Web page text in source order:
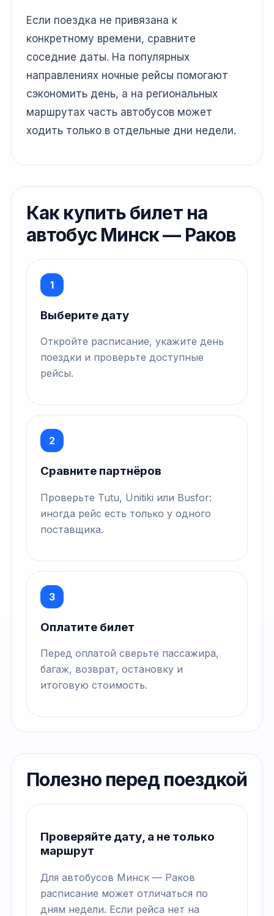
Если поездка не привязана к
конкретному времени, сравните
соседние даты. На популярных
направлениях ночные рейсы помогают
сэкономить день, а на региональных
маршрутах часть автобусов может
ходить только в отдельные дни недели.
Как купить билет на
автобус Минск — Раков
1
Выберите дату
Откройте расписание, укажите день
поездки и проверьте доступные
рейсы.
2
Сравните партнёров
Проверьте Tutu, Unitiki или Busfor:
иногда рейс есть только у одного
поставщика.
3
Оплатите билет
Перед оплатой сверьте пассажира,
багаж, возврат, остановку и
итоговую стоимость.
Полезно перед поездкой
Проверяйте дату, а не только
маршрут
Для автобусов Минск — Раков
расписание может отличаться по
дням недели. Если рейса нет на